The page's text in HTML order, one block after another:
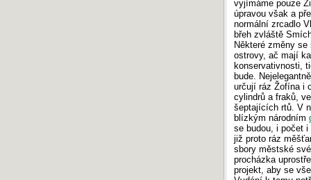
vyjímáme pouze
úpravou však a
normální zrcadlo
břeh zvláště
Některé změny
ostrovy, ač mají
konservativnosti,
bude.
určují ráz Žofína i
cylindrů a fraků,
šeptajících rtů. V
blízkým národním
se budou, i počet
již proto ráz
sbory městské
procházka
projekt, aby se